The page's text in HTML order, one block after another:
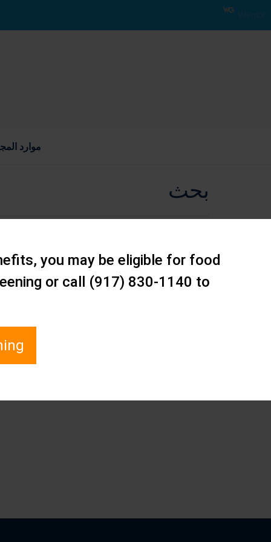
موارد
بحث
you may be eligible for food
or call (917) 830-1140 to